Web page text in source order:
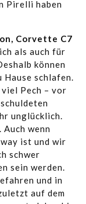
Pirelli haben
Corvette C7
als auch für
können
Hause schlafen.
Pech – vor
unglücklich.
wenn
ist und wir
schwer
sein werden.
und in
auf dem